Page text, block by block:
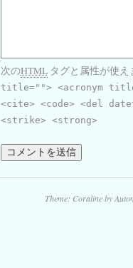
次のHTMLタグと属性が使え
title=""> <acronym
<cite> <code> <del
<strike> <strong>
Theme: Coraline by